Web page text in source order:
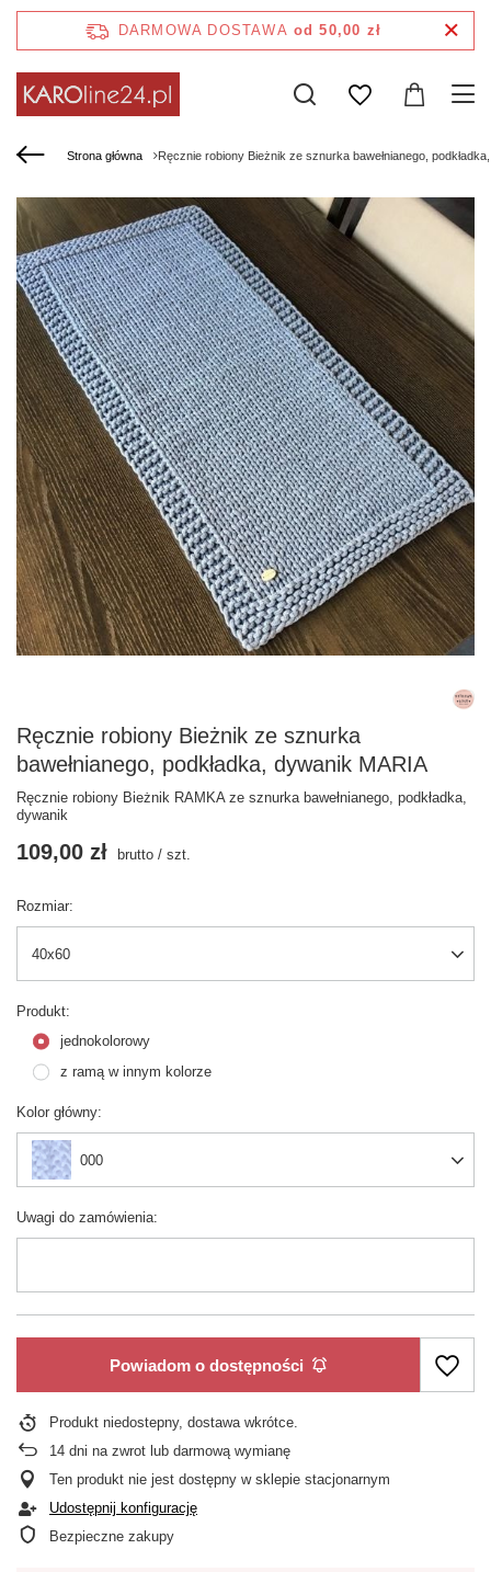
DARMOWA DOSTAWA od 50,00 zł
Strona główna Ręcznie robiony Bieżnik ze sznurka bawełnianego,
Ręcznie robiony Bieżnik ze sznurka
bawełnianego, podkładka, dywanik MARIA
Ręcznie robiony Bieżnik RAMKA ze sznurka bawełnianego, podkładka,
dywanik
Rozmiar
40x60
Produkt
jednokolorowy
z ramą w innym kolorze
Kolor główny
000
Uwagi do zamówienia
109,00 zł brutto / szt.
Powiadom o dostępności
Produkt niedostepny, dostawa wkrótce
14 dni na zwrot lub darmową wymianę
Ten produkt nie jest dostępny w sklepie stacjonarnym
Udostępnij konfigurację
Bezpieczne zakupy